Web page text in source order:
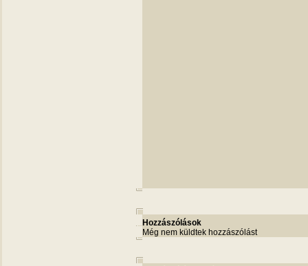
Hozzászólások
Még nem küldtek hozzászólást